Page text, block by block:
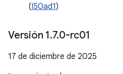
(I50ad1)
Versión 1.7.0-rc01
17 de diciembre de 2025